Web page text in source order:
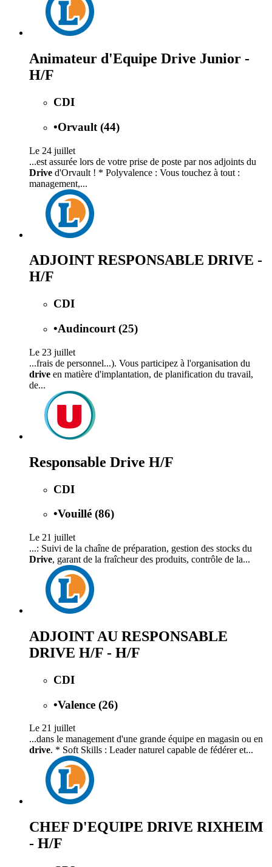
Animateur d'Equipe Drive Junior -
H/F
CDI
•Orvault (44)
Le 24 juillet
...est assurée lors de votre prise de poste par nos adjoints du
Drive d'Orvault ! * Polyvalence : Vous touchez à tout :
management,...
ADJOINT RESPONSABLE DRIVE -
H/F
CDI
•Audincourt (25)
Le 23 juillet
...frais de personnel...). Vous participez à l'organisation du
drive en matière d'implantation, de planification du travail,
de...
Responsable Drive H/F
CDI
•Vouillé (86)
Le 21 juillet
...: Suivi de la chaîne de préparation, gestion des stocks du
Drive, garant de la fraîcheur des produits, contrôle de la...
ADJOINT AU RESPONSABLE
DRIVE H/F - H/F
CDI
•Valence (26)
Le 21 juillet
...dans le management d'une grande équipe en magasin ou en
drive. * Soft Skills : Leader naturel capable de fédérer et...
CHEF D'EQUIPE DRIVE RIXHEIM
- H/F